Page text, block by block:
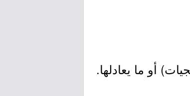
أو ما يعادلها.